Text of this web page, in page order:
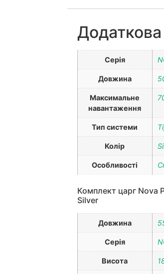
Серія
Довжина
Максимальне
навантаження
Тип системи
Колір
Особливості
Комплект царг Nova
Silver
Довжина
Серія
Висота